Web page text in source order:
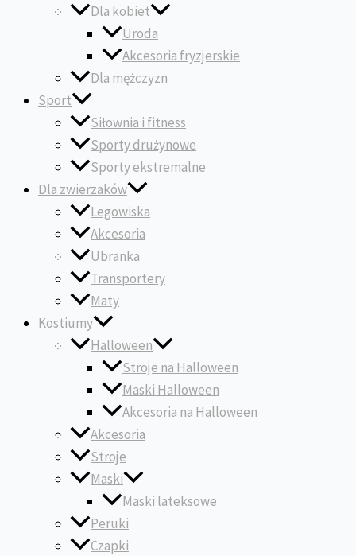
Dla kobiet
Uroda
Akcesoria fryzjerskie
Dla mężczyzn
Sport
Siłownia i fitness
Sporty drużynowe
Sporty ekstremalne
Dla zwierzaków
Legowiska
Akcesoria
Ubranka
Transportery
Maty
Kostiumy
Halloween
Stroje na Halloween
Maski Halloween
Akcesoria na Halloween
Akcesoria
Stroje
Maski
Maski lateksowe
Peruki
Czapki